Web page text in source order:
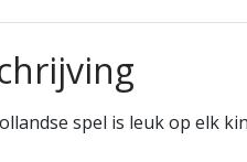
spel is leuk op elk